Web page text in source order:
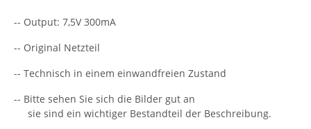
-- Output: 7,5V 300mA
-- Original Netzteil
-- Technisch in einem einwandfreien Zustand
-- Bitte sehen Sie sich die Bilder gut an
sie sind ein wichtiger Bestandteil der Beschreibung.